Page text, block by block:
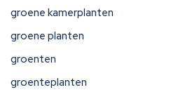
groene kamerplanten
groene planten
groenten
groenteplanten